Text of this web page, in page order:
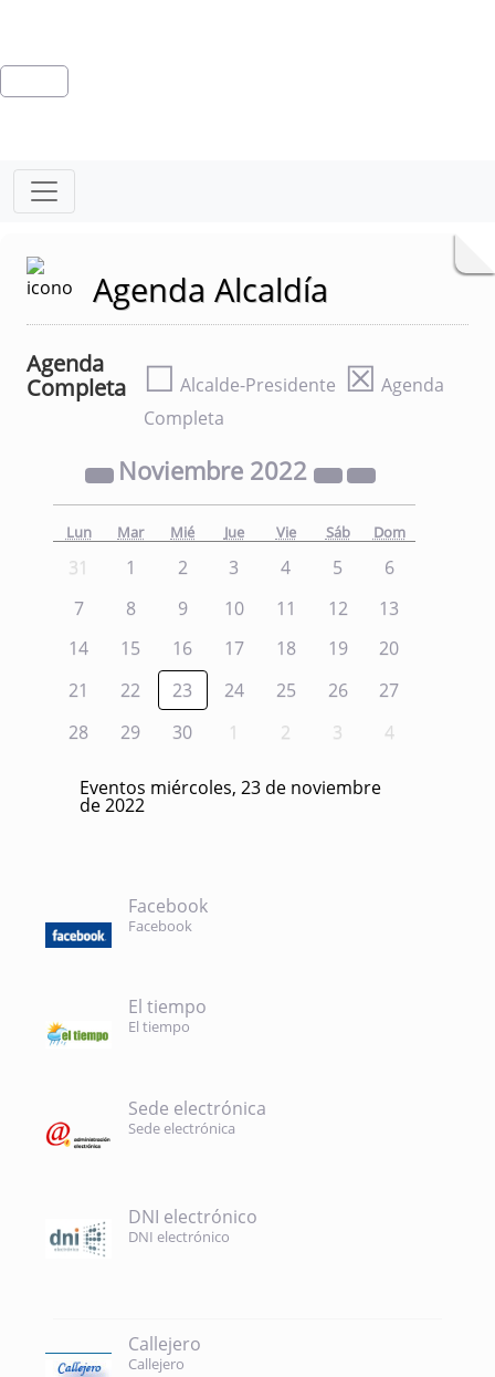
Agenda Alcaldía
Agenda
Completa
☐ Alcalde-Presidente ☒ Agenda
Completa
Noviembre 2022
Lun Mar Mié Jue Vie Sáb Dom
31 1 2 3 4 5
6
7
8 9 10 11 12
13
14
15 16 17 18 19
20
21
22 23 24 25 26
27
28
29 30 1 2 3 4
Eventos miércoles, 23 de noviembre
de 2022
Facebook
Facebook
El tiempo
El tiempo
Sede electrónica
Sede electrónica
DNI electrónico
DNI electrónico
Callejero
Callejero